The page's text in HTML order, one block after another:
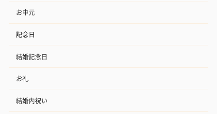
お中元
記念日
結婚記念日
お礼
結婚内祝い